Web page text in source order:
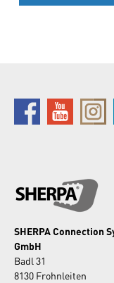
SHERPA Connection
GmbH
Badl 31
8130 Frohnleiten